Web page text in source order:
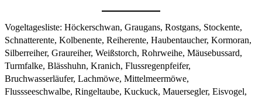
Vogeltagesliste: Höckerschwan, Graugans, Rostgans, Stockente,
Schnatterente, Kolbenente, Reiherente, Haubentaucher, Kormoran,
Silberreiher, Graureiher, Weißstorch, Rohrweihe, Mäusebussard,
Turmfalke, Blässhuhn, Kranich, Flussregenpfeifer,
Bruchwasserläufer, Lachmöwe, Mittelmeermöwe,
Flussseeschwalbe, Ringeltaube, Kuckuck, Mauersegler, Eisvogel,